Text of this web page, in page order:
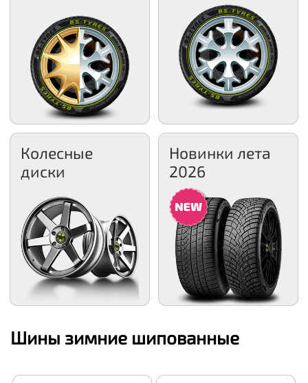
Колесные
диски
Новинки лета
2026
Шины зимние шипованные